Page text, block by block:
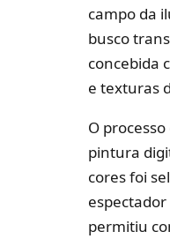
campo da
busco
concebida
e texturas
O
pintura
cores foi
permitiu